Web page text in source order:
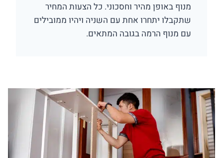
מנוף באופן מהיר וחסכוני. כל הצעות המחיר
שתקבלו יתחרו אחת עם השניה ויהיו ממובילים
עם מנוף הרמה בגובה המתאים.